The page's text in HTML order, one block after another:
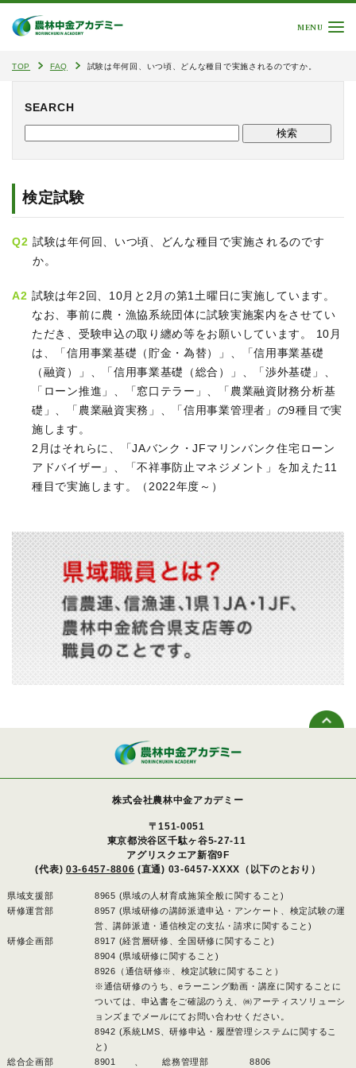
MENU
TOP FAQ 試験は年何回、いつ頃、どんな種目で実施されるのですか。
SEARCH
検定試験
Q2 試験は年何回、いつ頃、どんな種目で実施されるのです
か。
A2 試験は年2回、10月と2月の第1土曜日に実施しています。
なお、事前に農・漁協系統団体に試験実施案内をさせてい
ただき、受験申込の取り纏め等をお願いしています。 10月
は、「信用事業基礎（貯金・為替）」、「信用事業基礎
（融資）」、「信用事業基礎（総合）」、「渉外基礎」、
「ローン推進」、「窓口テラー」、「農業融資財務分析基
礎」、「農業融資実務」、「信用事業管理者」の9種目で実
施します。
2月はそれらに、「JAバンク・JFマリンバンク住宅ローン
アドバイザー」、「不祥事防止マネジメント」を加えた11
種目で実施します。（2022年度～）
株式会社農林中金アカデミー
〒151-0051
東京都渋谷区千駄ヶ谷5-27-11
アグリスクエア新宿9F
(代表) 03-6457-8806 (直通) 03-6457-XXXX（以下のとおり）
県域支援部
8965 (県域の人材育成施策全般に関すること)
研修運営部
8957 (県域研修の講師派遣申込・アンケート、検定試験の運
営、講師派遣・通信検定の支払・請求に関すること)
研修企画部
8917 (経営層研修、全国研修に関すること)
8904 (県域研修に関すること)
8926（通信研修※、検定試験に関すること）
※通信研修のうち、eラーニング動画・講座に関することに
ついては、申込書をご確認のうえ、㈱アーティスソリューシ
ョンズまでメールにてお問い合わせください。
8942 (系統LMS、研修申込・履歴管理システムに関するこ
と)
総合企画部
8901 、総務管理部 8806